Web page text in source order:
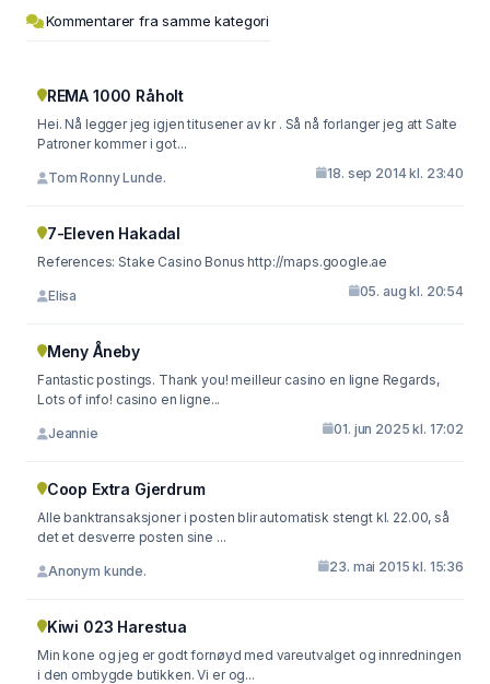
Kommentarer fra samme kategori
REMA 1000 Råholt
Hei. Nå legger jeg igjen titusener av kr . Så nå forlanger jeg att Salte
Patroner kommer i got...
Tom Ronny Lunde. 18. sep 2014 kl. 23:40
7-Eleven Hakadal
References: Stake Casino Bonus http://maps.google.ae
Elisa 05. aug kl. 20:54
Meny Åneby
Fantastic postings. Thank you! meilleur casino en ligne Regards,
Lots of info! casino en ligne...
Jeannie 01. jun 2025 kl. 17:02
Coop Extra Gjerdrum
Alle banktransaksjoner i posten blir automatisk stengt kl. 22.00, så
det et desverre posten sine ...
Anonym kunde. 23. mai 2015 kl. 15:36
Kiwi 023 Harestua
Min kone og jeg er godt fornøyd med vareutvalget og innredningen
i den ombygde butikken. Vi er og...